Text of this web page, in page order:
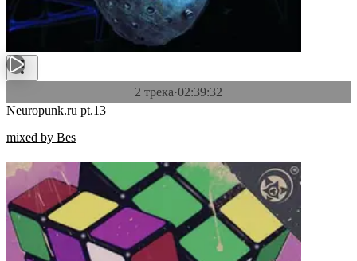
2 трека·02:39:32
Neuropunk.ru pt.13
mixed by Bes